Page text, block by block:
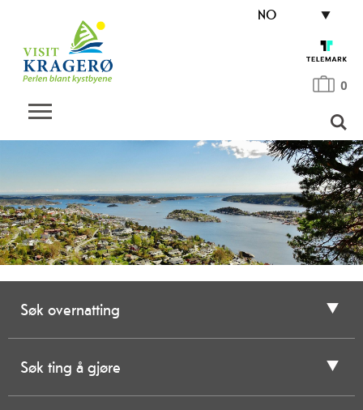
NO
0
Søk overnatting
Søk ting å gjøre